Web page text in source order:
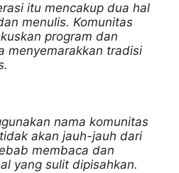
itu mencakup dua hal
menulis. Komunitas
program dan
menyemarakkan tradisi
nama komunitas
akan jauh-jauh dari
membaca dan
yang sulit dipisahkan.